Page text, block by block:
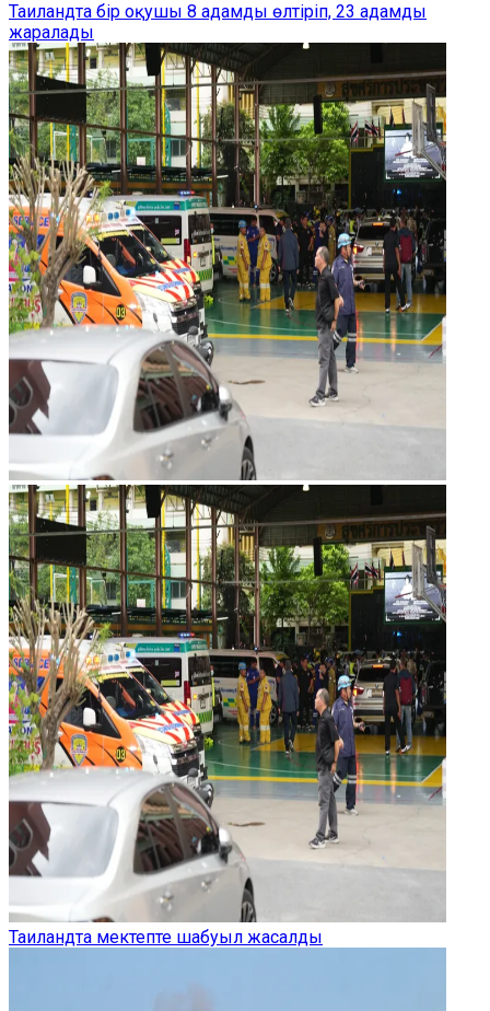
Таиландта бір оқушы 8 адамды өлтіріп, 23 адамды
жаралады
Таиландта мектепте шабуыл жасалды